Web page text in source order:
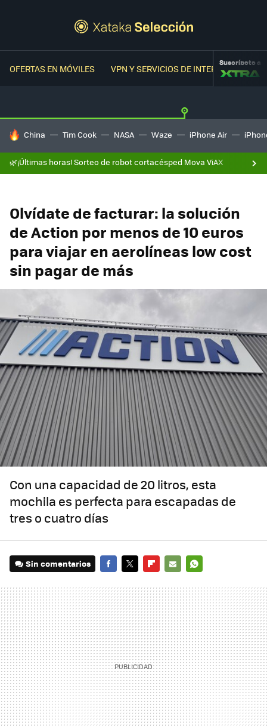
OFERTAS EN MÓVILES VPN Y SERVICIOS DE INTERNETSuscríbete a
HOY SE HABLA DE
China Tim Cook NASA Waze iPhone Air
🌿¡Últimas horas! Sorteo de robot cortacésped Mova ViAX
Olvídate de facturar: la solución
de Action por menos de 10 euros
para viajar en aerolíneas low cost
sin pagar de más
Con una capacidad de 20 litros, esta
mochila es perfecta para escapadas de
tres o cuatro días
Sin comentarios
MAIL